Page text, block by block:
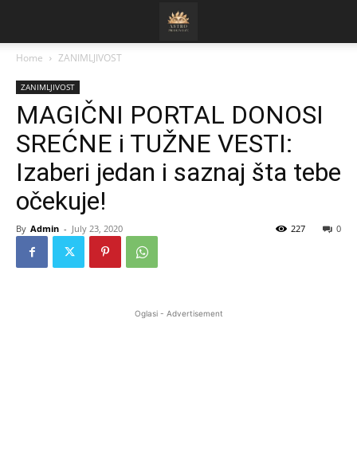
Home ZANIMLJIVOST
ZANIMLJIVOST
MAGIČNI PORTAL DONOSI
SREĆNE i TUŽNE VESTI:
Izaberi jedan i saznaj šta tebe
očekuje!
By Admin - July 23, 2020 0
227
Oglasi - Advertisement